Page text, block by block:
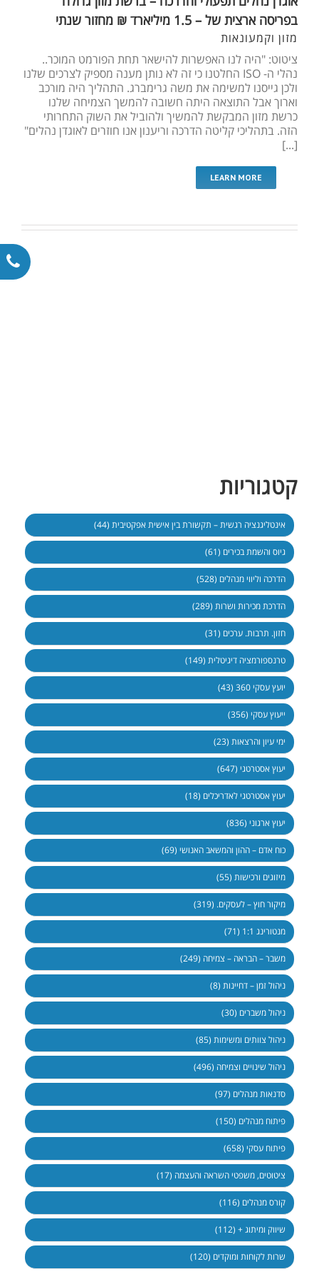
בפריסה ארצית של – 1.5 מיליארד ₪ מחזור שנתי
מזון וקמעונאות
ציטוט: "היה לנו האפשרות להישאר תחת הפורמט המוכר..
נהלי ה- ISO החלטנו כי זה לא נותן מענה מספיק לצרכים שלנו
ולכן גייסנו למשימה את משה גרימברג. התהליך היה מורכב
וארוך אבל התוצאה היתה חשובה להמשך הצמיחה שלנו
כרשת מזון המבקשת להמשיך ולהוביל את השוק התחרותי
הזה. בתהליכי קליטה הדרכה וריענון אנו חוזרים לאוגדן נהלים"
[...]
LEARN MORE
קטגוריות
אינטליגנציה רגשית – תקשורת בין אישית אפקטיבית (44)
גיוס והשמת בכירים (61)
הדרכה וליווי מנהלים (528)
הדרכת מכירות ושרות (289)
חזון. תרבות. ערכים (31)
טרנספורמציה דיגיטלית (149)
יועץ עסקי 360 (43)
ייעוץ עסקי (356)
ימי עיון והרצאות (23)
יעוץ אסטרטגי (647)
יעוץ אסטרטגי לאדריכלים (18)
יעוץ ארגוני (836)
כוח אדם – ההון והמשאב האנושי (69)
מיזוגים ורכישות (55)
מיקור חוץ – לעסקים. (319)
מנטורינג 1:1 (71)
משבר – הבראה – צמיחה (249)
ניהול זמן – דחיינות (8)
ניהול משברים (30)
ניהול צוותים ומשימות (85)
ניהול שינויים וצמיחה (496)
סדנאות מנהלים (97)
פיתוח מנהלים (150)
פיתוח עסקי (658)
ציטוטים, משפטי השראה והעצמה (17)
קורס מנהלים (116)
שיווק ומיתוג + (112)
שרות לקוחות ומוקדים (120)